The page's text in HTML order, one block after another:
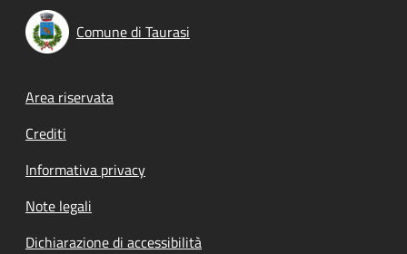
Comune di Taurasi
Footer menu
Area riservata
Crediti
Informativa privacy
Note legali
Dichiarazione di accessibilità